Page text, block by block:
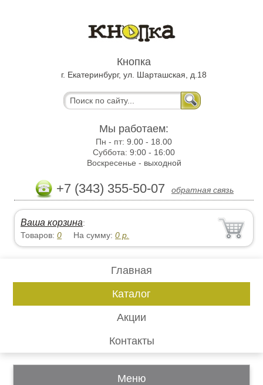
Кнопка
г. Екатеринбург, ул. Шарташская, д.18
Мы работаем:
Пн - пт:9.00 - 18.00
Суббота:9:00 - 16:00
Воскресенье - выходной
+7 (343) 355-50-07 обратная связь
Ваша корзина:
Товаров:0 На сумму:0 р.
Главная
Каталог
Акции
Контакты
Меню